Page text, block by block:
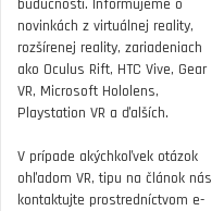
budúcnosti. Informujeme o
novinkách z virtuálnej reality,
rozšírenej reality, zariadeniach
ako Oculus Rift, HTC Vive, Gear
VR, Microsoft Hololens,
Playstation VR a ďalších.
V prípade akýchkoľvek otázok
ohľadom VR, tipu na článok nás
kontaktujte prostredníctvom e-